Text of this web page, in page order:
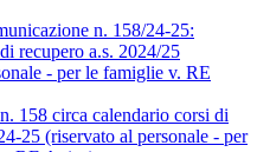
n. 158/24-25:
recupero a.s. 2024/25
- per le famiglie v. RE
158 circa calendario corsi di
25 (riservato al personale - per